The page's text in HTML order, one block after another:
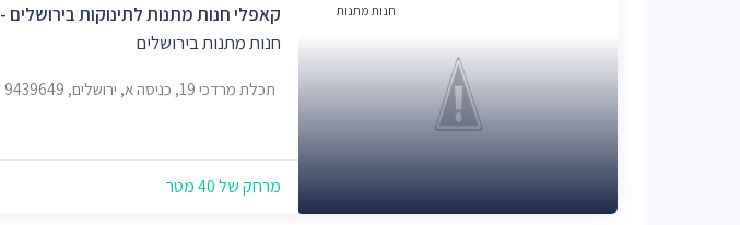
חנות מתנות
קאפלי חנות מתנות לתינוקות בירושלים - CAPPELLI
חנות מתנות בירושלים
תכלת מרדכי 19, כניסה א, ירושלים, 9439649
מרחק של 40 מטר